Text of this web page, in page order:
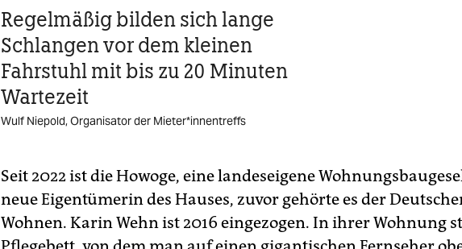
Regelmäßig bilden sich lange
Schlangen vor dem kleinen
Fahrstuhl mit bis zu 20 Minuten
Wartezeit
Wulf Niepold, Organisator der Mie­te­r*in­nen­treffs
Seit 2022 ist die Howoge, eine landeseigene
neue Eigentümerin des Hauses, zuvor gehörte es der
Wohnen. Karin Wehn ist 2016 eingezogen. In ihrer Wohnung